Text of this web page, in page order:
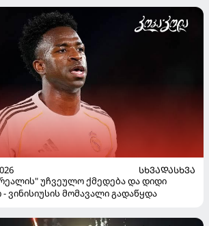
ᲡᲮᲕᲐᲓᲐᲡᲮᲕᲐ
უჩვეულო ქმედება და დიდი
ვინისიუსის მომავალი გადაწყდა